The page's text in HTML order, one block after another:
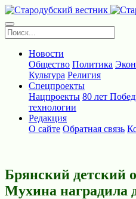
Новости
Общество Политика
Культура Религия
Спецпроекты
Нацпроекты 80 лет
технологии
Редакция
О сайте Обратная связь
Брянский детский
Мухина наградила